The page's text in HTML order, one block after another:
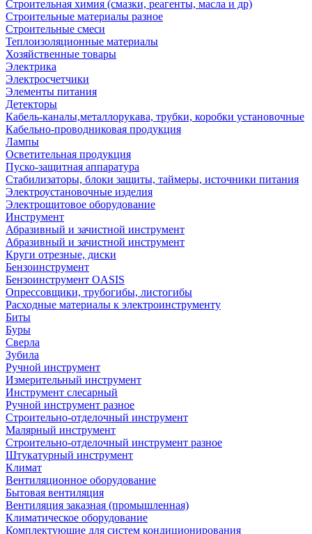
Строительная химия (смазки, реагенты, масла и др)
Строительные материалы разное
Строительные смеси
Теплоизоляционные материалы
Хозяйственные товары
Электрика
Электросчетчики
Элементы питания
Детекторы
Кабель-каналы,металлорукава, трубки, коробки установочные
Кабельно-проводниковая продукция
Лампы
Осветительная продукция
Пуско-защитная аппаратура
Стабилизаторы, блоки защиты, таймеры, источники питания
Электроустановочные изделия
Электрощитовое оборудование
Инструмент
Абразивный и зачистной инструмент
Абразивный и зачистной инструмент
Круги отрезные, диски
Бензоинструмент
Бензоинструмент OASIS
Опрессовщики, трубогибы, листогибы
Расходные материалы к электроинструменту
Биты
Буры
Сверла
Зубила
Ручной инструмент
Измерительный инструмент
Инструмент слесарный
Ручной инструмент разное
Строительно-отделочный инструмент
Малярный инструмент
Строительно-отделочный инструмент разное
Штукатурный инструмент
Климат
Вентиляционное оборудование
Бытовая вентиляция
Вентиляция заказная (промышленная)
Климатическое оборудование
Комплектующие для систем кондиционирования